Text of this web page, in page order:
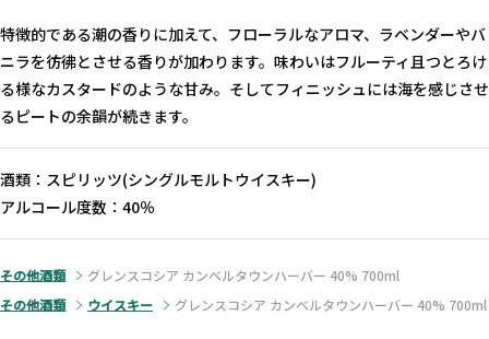
特徴的である潮の香りに加えて、フローラルなアロマ、ラベンダーやバ
ニラを彷彿とさせる香りが加わります。味わいはフルーティ且つとろけ
る様なカスタードのような甘み。そしてフィニッシュには海を感じさせ
るピートの余韻が続きます。
酒類：スピリッツ(シングルモルトウイスキー)
アルコール度数：40％
その他酒類
グレンスコシア カンベルタウンハーバー 40% 700ml
その他酒類
ウイスキー グレンスコシア カンベルタウンハーバー 40% 700ml